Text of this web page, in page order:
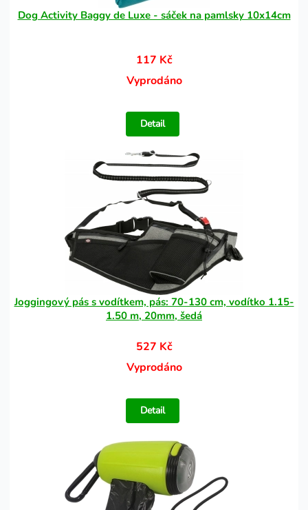
Dog Activity Baggy de Luxe - sáček na pamlsky 10x14cm
117 Kč
Vyprodáno
Detail
Joggingový pás s vodítkem, pás: 70-130 cm, vodítko 1.15-
1.50 m, 20mm, šedá
527 Kč
Vyprodáno
Detail